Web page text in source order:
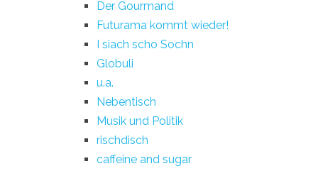
Der Gourmand
Futurama kommt wieder!
I siach scho Sochn
Globuli
u.a.
Nebentisch
Musik und Politik
rischdisch
caffeine and sugar